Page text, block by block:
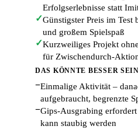
Erfolgserlebnisse statt
✓Günstigster Preis im Test
und großem Spielspaß
✓Kurzweiliges Projekt
für Zwischendurch-
DAS KÖNNTE BESSER SEIN
−Einmalige Aktivität –
aufgebraucht, begrenzte
−Gips-Ausgrabing
kann staubig werden